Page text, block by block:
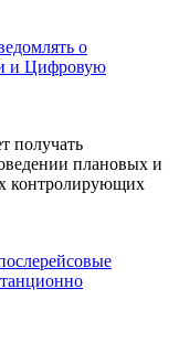
о
и Цифровую
получать
плановых и
контролирующих